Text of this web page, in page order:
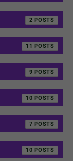
2
11
9
10
7
10